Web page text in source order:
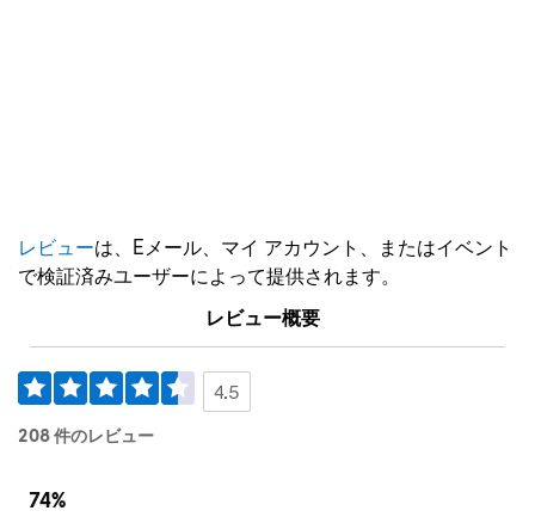
レビューは、Eメール、マイ アカウント、またはイベント
で検証済みユーザーによって提供されます。
レビュー概要
4.5
208 件のレビュー
74%